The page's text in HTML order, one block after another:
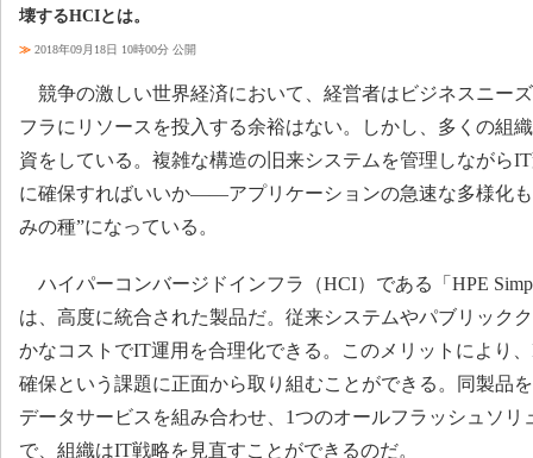
壊するHCIとは。
≫ 2018年09月18日 10時00分 公開
競争の激しい世界経済において、経営者はビジネスニー
フラにリソースを投入する余裕はない。しかし、多くの組
資をしている。複雑な構造の旧来システムを管理しながら
に確保すればいいか――アプリケーションの急速な多様化
みの種”になっている。
ハイパーコンバージドインフラ（HCI）である「HPE
は、高度に統合された製品だ。従来システムやパブリック
かなコストでIT運用を合理化できる。このメリットにより
確保という課題に正面から取り組むことができる。同製品
データサービスを組み合わせ、1つのオールフラッシュソ
で、組織はIT戦略を見直すことができるのだ。